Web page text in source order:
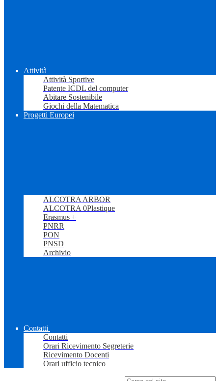
Attività
Attività Sportive
Patente ICDL del computer
Abitare Sostenibile
Giochi della Matematica
Progetti Europei
ALCOTRA ARBOR
ALCOTRA 0Plastique
Erasmus +
PNRR
PON
PNSD
Archivio
Contatti
Contatti
Orari Ricevimento Segreterie
Ricevimento Docenti
Orari ufficio tecnico